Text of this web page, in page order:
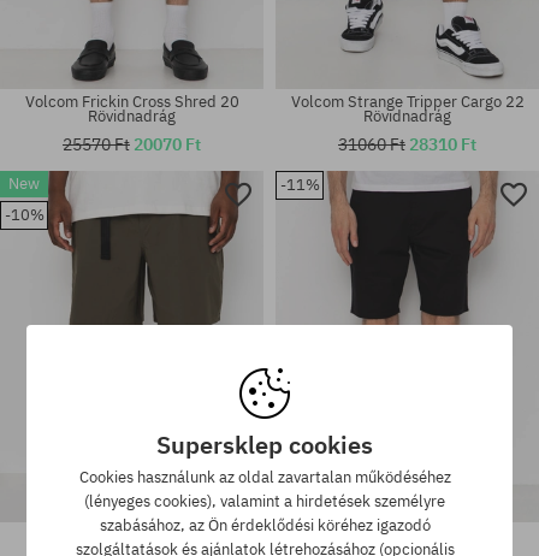
Elérhető méretek:
M; L; XL
Elérhető méretek:
Volcom Frickin Cross Shred 20
Rövidnadrág
25570 Ft 20070 Ft
Volcom Strange Tripper Cargo 22
Rövidnadrág
31060 Ft 28310 Ft
New
-10%
Rövidnadrág Nike SB 9er
-11%
Volcom Frickin Mdrn Stch 19
Rövidnadrág
Supersklep cookies
Cookies használunk az oldal zavartalan működéséhez
(lényeges cookies), valamint a hirdetések személyre
szabásához, az Ön érdeklődési köréhez igazodó
szolgáltatások és ajánlatok létrehozásához (opcionális